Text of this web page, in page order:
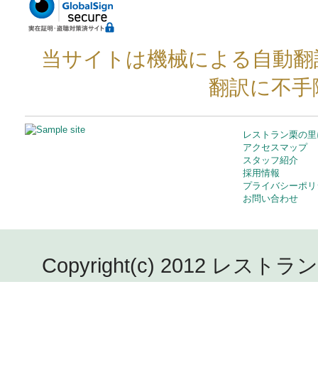
当サイトは機械による自動
翻訳に不
レストラン栗の
アクセスマップ
スタッフ紹介
採用情報
プライバシーポ
お問い合わせ
Copyright(c) 2012 レストラ